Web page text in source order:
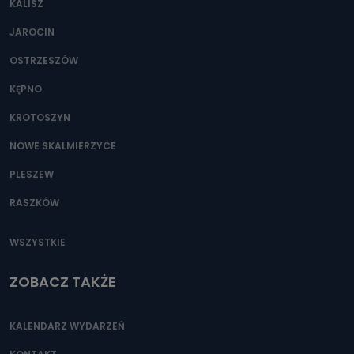
Można to zrobić pod numerem telefonu 62 735-51-05 lub
KALISZ
JAROCIN
OSTRZESZÓW
KĘPNO
KROTOSZYN
NOWE SKALMIERZYCE
PLESZEW
RASZKÓW
WSZYSTKIE
ZOBACZ TAKŻE
KALENDARZ WYDARZEŃ